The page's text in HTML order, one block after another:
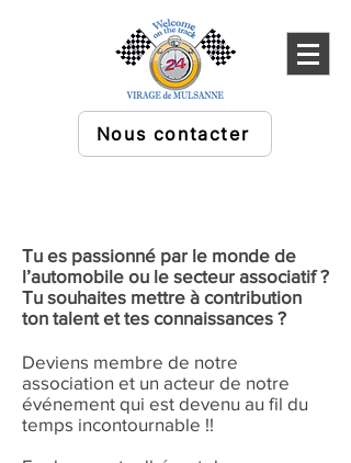
Nous contacter
Tu es passionné par le monde de
l’automobile ou le secteur associatif ?
Tu souhaites mettre à contribution
ton talent et tes connaissances ?
Deviens membre de notre
association et un acteur de notre
événement qui est devenu au fil du
temps incontournable !!